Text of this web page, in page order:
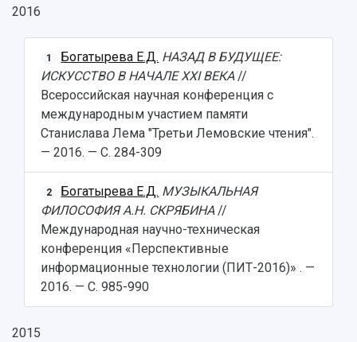
2016
1 Богатырева Е.Д. НАЗАД В БУДУЩЕЕ:
ИСКУССТВО В НАЧАЛЕ ХXI ВЕКА//
Всероссийская научная конференция с
международным участием памяти
Станислава Лема "Третьи Лемовские чтения".
— 2016. — С. 284-309
2 Богатырева Е.Д. МУЗЫКАЛЬНАЯ
ФИЛОСОФИЯ А.Н. СКРЯБИНА//
Международная научно-техническая
конференция «Перспективные
информационные технологии (ПИТ-2016)» . —
2016. — С. 985-990
2015